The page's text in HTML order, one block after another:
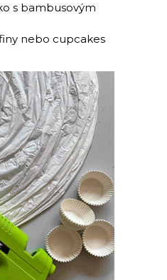
s bambusovým
nebo cupcakes